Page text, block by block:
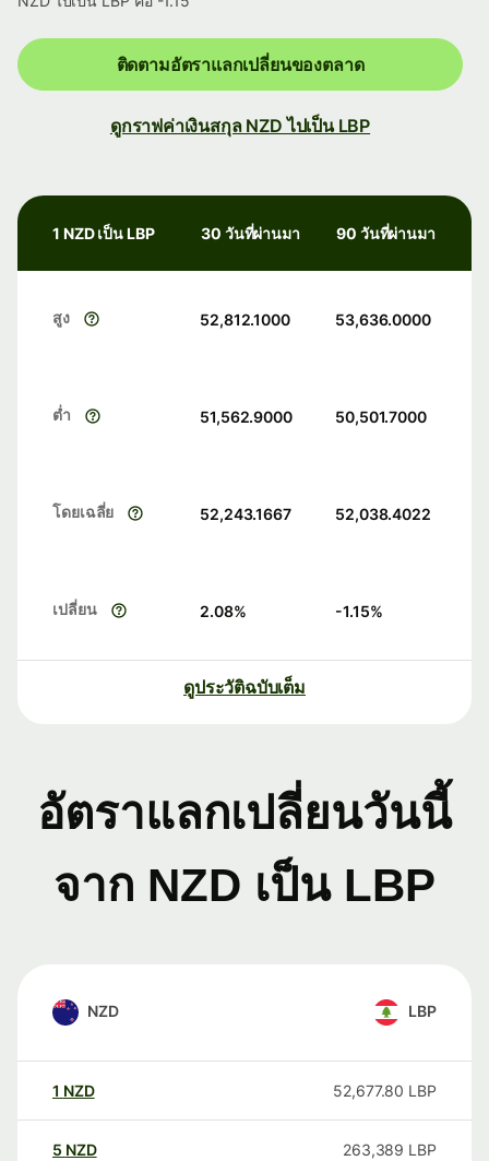
ติดตามอัตราแลกเปลี่ยนของตลาด
ดูกราฟค่าเงินสกุล NZD ไปเป็น LBP
1 NZD เป็น LBP 30 วันที่ผ่านมา 90 วันที่ผ่านมา
สูง 52,812.1000 53,636.0000
ต่ำ 51,562.9000 50,501.7000
โดยเฉลี่ย 52,243.1667 52,038.4022
เปลี่ยน 2.08% -1.15%
ดูประวัติฉบับเต็ม
อัตราแลกเปลี่ยนวันนี้
จาก NZD เป็น LBP
NZD LBP
1 NZD 52,677.80 LBP
5 NZD 263,389 LBP